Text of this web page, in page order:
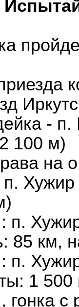
-
100 м)
на
Хужир
п.
85 км,
п.
1 500
гонка